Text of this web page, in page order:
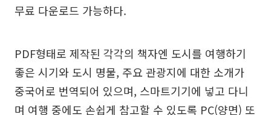
무료 다운로드 가능하다.
PDF형태로 제작된 각각의 책자엔 도시를 여행하기
좋은 시기와 도시 명물, 주요 관광지에 대한 소개가
중국어로 번역되어 있으며, 스마트기기에 넣고 다니
며 여행 중에도 손쉽게 참고할 수 있도록 PC(양면) 또